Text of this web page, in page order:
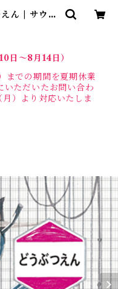
えん | サウザ
日〜8月14日）
までの期間を夏期休業
いただいたお問い合わ
）より対応いたしま